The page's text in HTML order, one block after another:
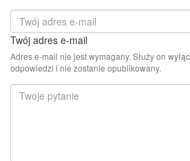
Twój adres e-mail
Adres e-mail nie jest wymagany. Służy on
odpowiedzi i nie zostanie opublikowany.